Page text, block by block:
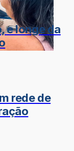
e longe da
rede de